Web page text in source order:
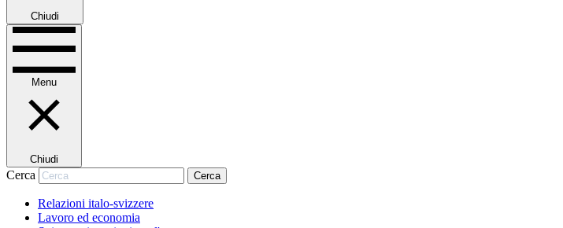
Chiudi
Menu
Chiudi
Cerca Cerca
Relazioni italo-svizzere
Lavoro ed economia